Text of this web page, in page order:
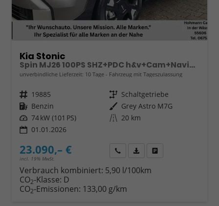
Kia Stonic
Spin MJ26 100PS SHZ+PDC h&v+Cam+Navi+Klima
unverbindliche Lieferzeit: 10 Tage Fahrzeug mit Tageszulassung
Fahrzeugnr. 19885 Getriebe Schaltgetriebe
Kraftstoff Benzin Außenfarbe Grey Astro M7G
Leistung 74 kW (101 PS) Kilometerstand 20 km
01.01.2026
23.090,– €
incl. 19% MwSt.
Wir rufen Sie anFahrzeugexposé (PDF)
Verbrauch kombiniert: 5,90 l/100km
CO2-Klasse: D
CO2-Emissionen: 133,00 g/km